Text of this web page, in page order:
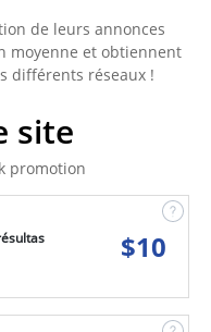
de leurs annonces
moyenne et obtiennent
différents réseaux !
site
promotion
$10